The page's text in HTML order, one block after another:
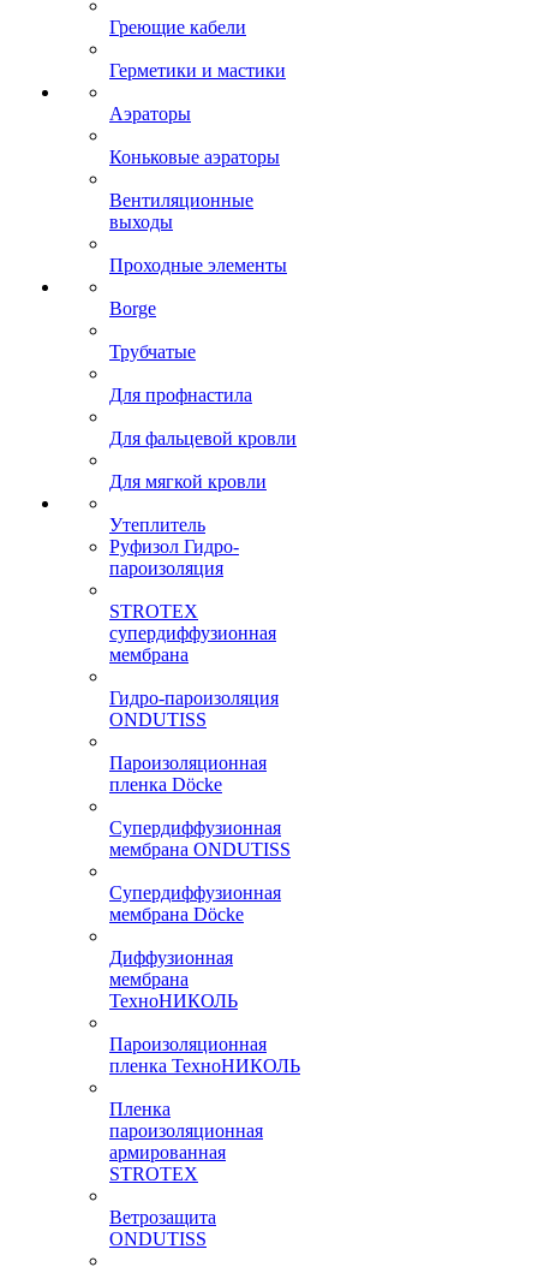
Греющие кабели
Герметики и мастики
Аэраторы
Коньковые аэраторы
Вентиляционные
выходы
Проходные элементы
Borge
Трубчатые
Для профнастила
Для фальцевой кровли
Для мягкой кровли
Утеплитель
Руфизол Гидро-
пароизоляция
STROTEX
супердиффузионная
мембрана
Гидро-пароизоляция
ONDUTISS
Пароизоляционная
пленка Döcke
Супердиффузионная
мембрана ONDUTISS
Супердиффузионная
мембрана Döcke
Диффузионная
мембрана
ТехноНИКОЛЬ
Пароизоляционная
пленка ТехноНИКОЛЬ
Пленка
пароизоляционная
армированная
STROTEX
Ветрозащита
ONDUTISS